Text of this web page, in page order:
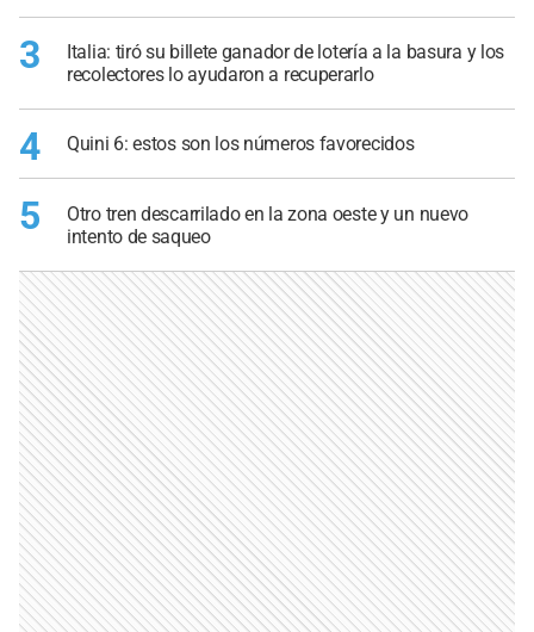
3
Italia: tiró su billete ganador de lotería a la basura y los
recolectores lo ayudaron a recuperarlo
4 Quini 6: estos son los números favorecidos
5
Otro tren descarrilado en la zona oeste y un nuevo
intento de saqueo